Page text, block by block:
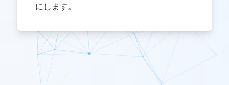
にします。